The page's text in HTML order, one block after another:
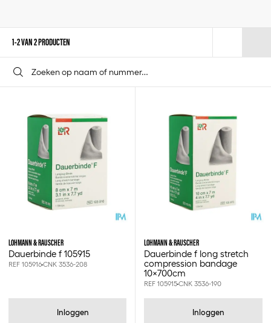
1-2 VAN 2 PRODUCTEN
Lohmann & rauscher
10x700cm
LOHMANN & RAUSCHER
Dauerbinde f 105915
REF 105916CNK 3536-208
Inloggen
LOHMANN & RAUSCHER
Dauerbinde f long stretch
compression bandage
10x700cm
REF 105915CNK 3536-190
Inloggen